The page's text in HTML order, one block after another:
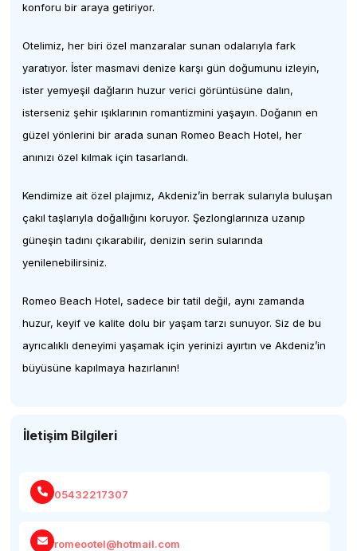
konforu bir araya getiriyor.
Otelimiz, her biri özel manzaralar sunan odalarıyla fark
yaratıyor. İster masmavi denize karşı gün doğumunu izleyin,
ister yemyeşil dağların huzur verici görüntüsüne dalın,
isterseniz şehir ışıklarının romantizmini yaşayın. Doğanın en
güzel yönlerini bir arada sunan Romeo Beach Hotel, her
anınızı özel kılmak için tasarlandı.
Kendimize ait özel plajımız, Akdeniz’in berrak sularıyla buluşan
çakıl taşlarıyla doğallığını koruyor. Şezlonglarınıza uzanıp
güneşin tadını çıkarabilir, denizin serin sularında
yenilenebilirsiniz.
Romeo Beach Hotel, sadece bir tatil değil, aynı zamanda
huzur, keyif ve kalite dolu bir yaşam tarzı sunuyor. Siz de bu
ayrıcalıklı deneyimi yaşamak için yerinizi ayırtın ve Akdeniz’in
büyüsüne kapılmaya hazırlanın!
İletişim Bilgileri
05432217307
romeootel@hotmail.com